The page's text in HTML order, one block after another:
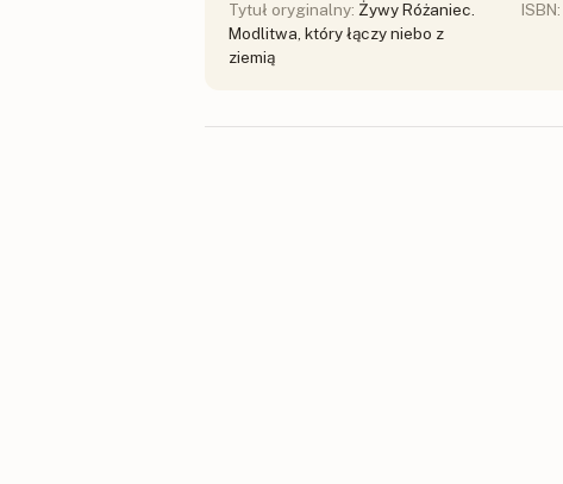
Tytuł oryginalny: Żywy Różaniec.
Modlitwa, który łączy niebo z
ziemią
ISBN: